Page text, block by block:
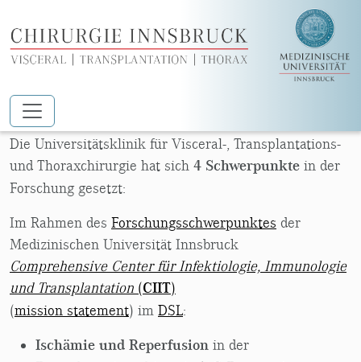
Zum Hauptinhalt springen
ÜBERSICHT FORSCHUNG
Die Universitätsklinik für Visceral-, Transplantations-
und Thoraxchirurgie hat sich 4 Schwerpunkte in der
Forschung gesetzt:
Im Rahmen des Forschungsschwerpunktes der
Medizinischen Universität Innsbruck
Comprehensive Center für Infektiologie, Immunologie
und Transplantation (CIIT)
(mission statement) im DSL:
Ischämie und Reperfusion in der